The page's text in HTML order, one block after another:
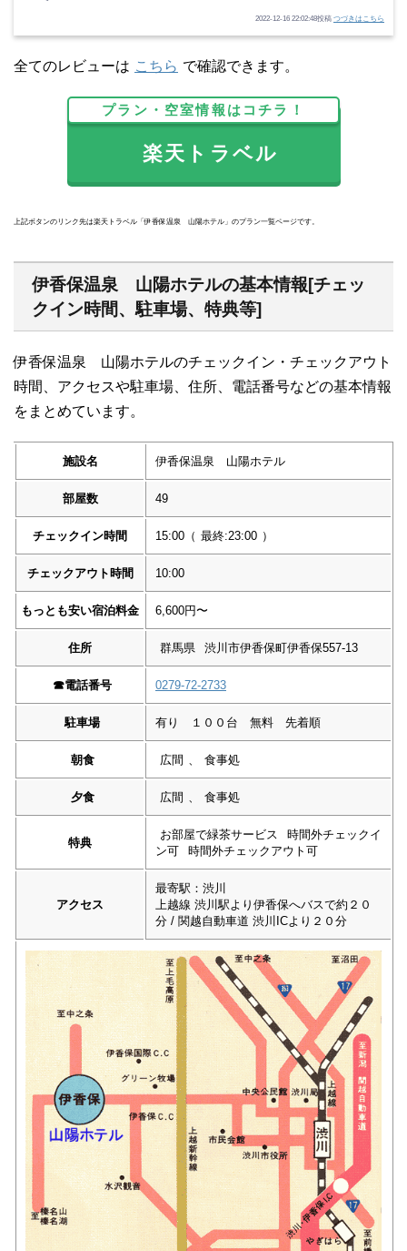
2022-12-16 22:02:48投稿 つづきはこちら
全てのレビューは こちら で確認できます。
プラン・空室情報はコチラ！
楽天トラベル
上記ボタンのリンク先は楽天トラベル「伊香保温泉 山陽ホテル」のプラン一覧ページです。
伊香保温泉 山陽ホテルの基本情報[チェッ
クイン時間、駐車場、特典等]
伊香保温泉 山陽ホテルのチェックイン・チェックアウト
時間、アクセスや駐車場、住所、電話番号などの基本情報
をまとめています。
施設名 伊香保温泉 山陽ホテル
部屋数 49
チェックイン時間 15:00 （ 最終:23:00 ）
チェックアウト時間 10:00
もっとも安い宿泊料金 6,600円〜
住所 群馬県 渋川市伊香保町伊香保557-13
☎︎電話番号 0279-72-2733
駐車場 有り １００台 無料 先着順
朝食 広間 食事処
夕食 広間 食事処
特典
お部屋で緑茶サービス
時間外チェックイ
ン可
時間外チェックアウト可
アクセス
最寄駅：渋川
上越線 渋川駅より伊香保へバスで約２０
分 / 関越自動車道 渋川ICより２０分